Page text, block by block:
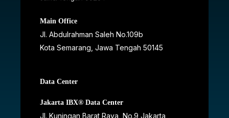
Main Office
Jl. Abdulrahman Saleh No.109b
Kota Semarang, Jawa Tengah 50145
Data Center
Jakarta IBX® Data Center
JI. Kuningan Barat Raya, No.9 Jakarta,